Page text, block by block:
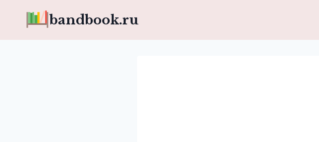
bandbook.ru